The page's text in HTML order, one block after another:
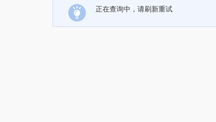
正在查询中，请刷新重试